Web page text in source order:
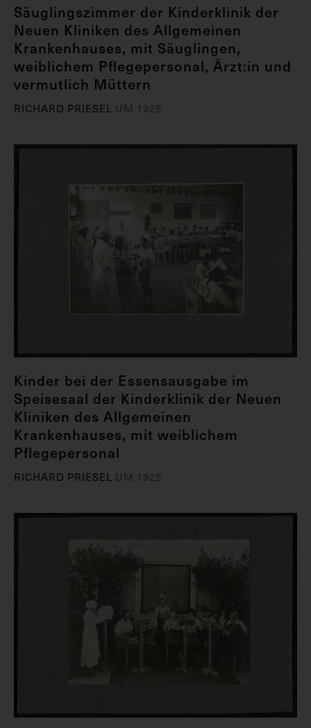
Säuglingszimmer der Kinderklinik der
Neuen Kliniken des Allgemeinen
Krankenhauses, mit Säuglingen,
weiblichem Pflegepersonal, Ärzt:in und
vermutlich Müttern
RICHARD PRIESEL UM 1925
Kinder bei der Essensausgabe im
Speisesaal der Kinderklinik der Neuen
Kliniken des Allgemeinen
Krankenhauses, mit weiblichem
Pflegepersonal
RICHARD PRIESEL UM 1925